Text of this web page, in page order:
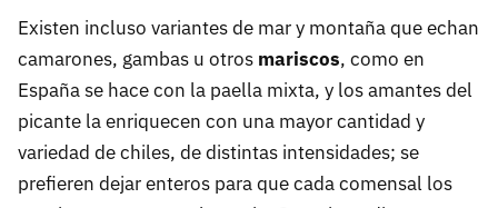
Existen incluso variantes de mar y montaña que echan
camarones, gambas u otros mariscos, como en
España se hace con la paella mixta, y los amantes del
picante la enriquecen con una mayor cantidad y
variedad de chiles, de distintas intensidades; se
prefieren dejar enteros para que cada comensal los